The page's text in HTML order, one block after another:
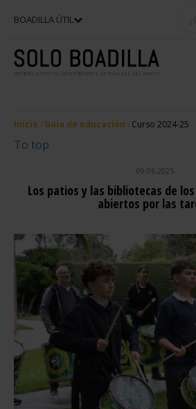
BOADILLA ÚTIL
Inicio Guía de educación Curso 2024-25
To top
09.06.2025
Los patios y las bibliotecas de
abiertos por las